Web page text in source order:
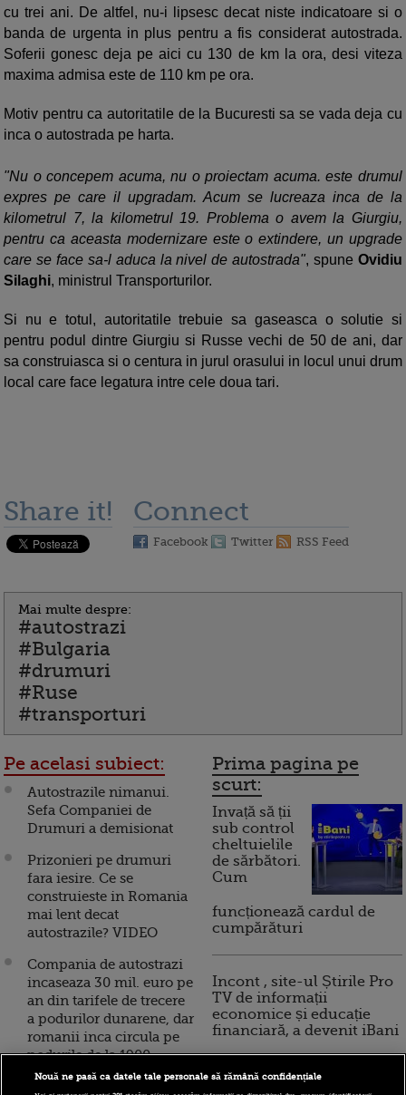
cu trei ani. De altfel, nu-i lipsesc decat niste indicatoare si o
banda de urgenta in plus pentru a fis considerat autostrada.
Soferii gonesc deja pe aici cu 130 de km la ora, desi viteza
maxima admisa este de 110 km pe ora.
Motiv pentru ca autoritatile de la Bucuresti sa se vada deja cu
inca o autostrada pe harta.
"Nu o concepem acuma, nu o proiectam acuma. este drumul
expres pe care il upgradam. Acum se lucreaza inca de la
kilometrul 7, la kilometrul 19. Problema o avem la Giurgiu,
pentru ca aceasta modernizare este o extindere, un upgrade
care se face sa-l aduca la nivel de autostrada", spuneOvidiu
Silaghi, ministrul Transporturilor.
Si nu e totul, autoritatile trebuie sa gaseasca o solutie si
pentru podul dintre Giurgiu si Russe vechi de 50 de ani, dar
sa construiasca si o centura in jurul orasului in locul unui drum
local care face legatura intre cele doua tari.
Share it! Connect
Facebook Twitter RSS Feed
Mai multe despre:
#autostrazi
#Bulgaria
#drumuri
#Ruse
#transporturi
Pe acelasi subiect:
Autostrazile nimanui.
Sefa Companiei de
Drumuri a demisionat
Prizonieri pe drumuri
fara iesire. Ce se
construieste in Romania
mai lent decat
autostrazile? VIDEO
Compania de autostrazi
incaseaza 30 mil. euro pe
an din tarifele de trecere
a podurilor dunarene, dar
romanii inca circula pe
podurile de la 1900
Ministrul Transporturilor
Prima pagina pe
scurt:
Invață să ții
sub control
cheltuielile
de sărbători.
Cum
funcționează cardul de
cumpărături
Incont , site-ul Știrile Pro
TV de informații
economice și educație
financiară, a devenit iBani
10 reguli pentru decizii
Nouă ne pasă ca datele tale personale să rămână confidențiale